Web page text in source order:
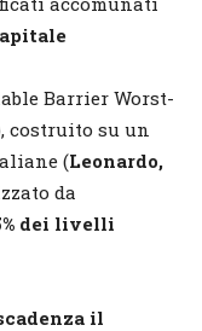
Barrier Worst-
, costruito su un
(Leonardo,
da
dei livelli
il